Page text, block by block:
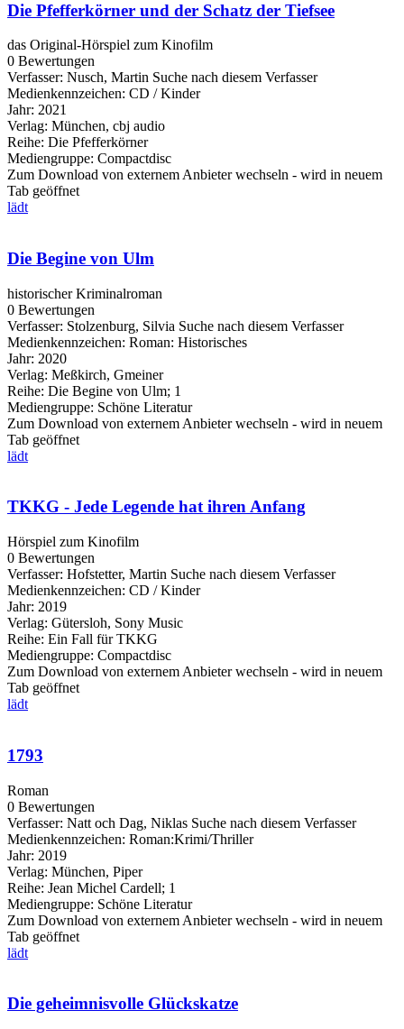
Die Pfefferkörner und der Schatz der Tiefsee
das Original-Hörspiel zum Kinofilm
0 Bewertungen
Verfasser: Nusch, Martin Suche nach diesem Verfasser
Medienkennzeichen: CD / Kinder
Jahr: 2021
Verlag: München, cbj audio
Reihe: Die Pfefferkörner
Mediengruppe: Compactdisc
Zum Download von externem Anbieter wechseln - wird in neuem
Tab geöffnet
lädt
Die Begine von Ulm
historischer Kriminalroman
0 Bewertungen
Verfasser: Stolzenburg, Silvia Suche nach diesem Verfasser
Medienkennzeichen: Roman: Historisches
Jahr: 2020
Verlag: Meßkirch, Gmeiner
Reihe: Die Begine von Ulm; 1
Mediengruppe: Schöne Literatur
Zum Download von externem Anbieter wechseln - wird in neuem
Tab geöffnet
lädt
TKKG - Jede Legende hat ihren Anfang
Hörspiel zum Kinofilm
0 Bewertungen
Verfasser: Hofstetter, Martin Suche nach diesem Verfasser
Medienkennzeichen: CD / Kinder
Jahr: 2019
Verlag: Gütersloh, Sony Music
Reihe: Ein Fall für TKKG
Mediengruppe: Compactdisc
Zum Download von externem Anbieter wechseln - wird in neuem
Tab geöffnet
lädt
1793
Roman
0 Bewertungen
Verfasser: Natt och Dag, Niklas Suche nach diesem Verfasser
Medienkennzeichen: Roman:Krimi/Thriller
Jahr: 2019
Verlag: München, Piper
Reihe: Jean Michel Cardell; 1
Mediengruppe: Schöne Literatur
Zum Download von externem Anbieter wechseln - wird in neuem
Tab geöffnet
lädt
Die geheimnisvolle Glückskatze